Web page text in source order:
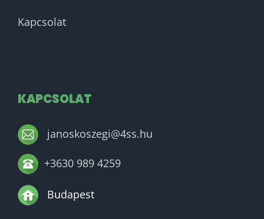
Kapcsolat
KAPCSOLAT
janoskoszegi@4ss.hu
+3630 989 4259
Budapest